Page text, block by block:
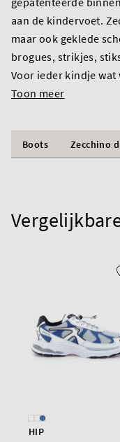
aan de kindervoet.
maar ook geklede
brogues, strikjes,
Voor ieder kindje wat
Toon meer
Boots Zecchino
HIP